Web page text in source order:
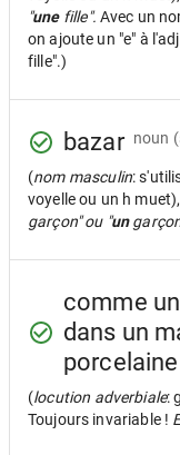
"unefille". Avec un
on ajoute un "e" à
fille".)
bazar noun
(nom masculin:
voyelle ou un h
garçon" ou "un
comme
dans un
porcelaine
(locution adverbiale:
Toujours invariable !